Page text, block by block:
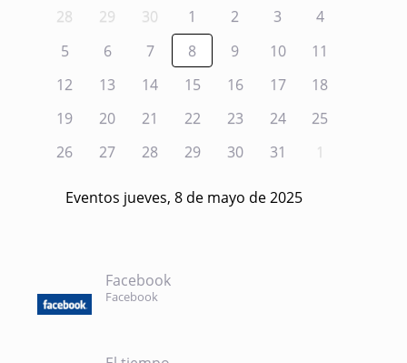
28 29 30 1 2 3
4
5
6 7 8 9 10
11
12
13 14 15 16 17
18
19
20 21 22 23 24
25
26
27 28 29 30 31 1
Eventos jueves, 8 de mayo de 2025
Facebook
Facebook